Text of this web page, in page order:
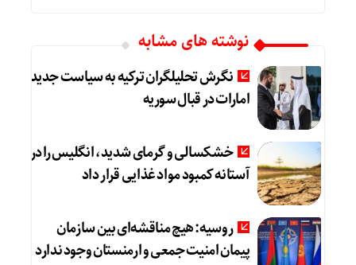
نوشته های مشابه
نگرش تحلیلگران ترکیه به سیاست جدید
امارات در قبال سوریه
خشکسالی و گرمای شدید، انگلیس را در
آستانه کمبود مواد غذایی قرار داد
روسیه: هیچ مناقشه‌ای بین سازمان
پیمان امنیت جمعی و ارمنستان وجود ندارد